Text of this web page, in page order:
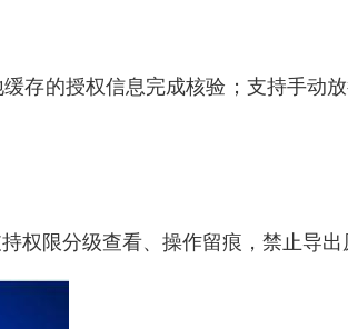
存的授权信息完成核验；支持手动
权限分级查看、操作留痕，禁止导出